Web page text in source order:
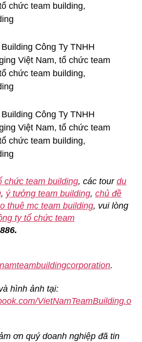
chức team building, các tour du
, ý tưởng team building, chủ đề
thuê mc team building, vui lòng
ty tổ chức team
.
hình ảnh tại:
VietNamTeamBuilding.o
ơn quý doanh nghiệp đã tin